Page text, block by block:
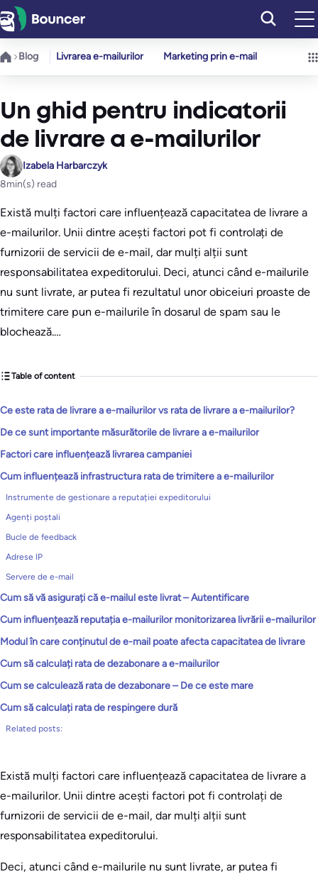
Sari
la
conținut
Blog Livrarea e-mailurilor Marketing prin e-mail
Un ghid pentru indicatorii
de livrare a e-mailurilor
Izabela Harbarczyk
8min(s) read
Există mulți factori care influențează capacitatea de livrare a
e-mailurilor. Unii dintre acești factori pot fi controlați de
furnizorii de servicii de e-mail, dar mulți alții sunt
responsabilitatea expeditorului. Deci, atunci când e-mailurile
nu sunt livrate, ar putea fi rezultatul unor obiceiuri proaste de
trimitere care pun e-mailurile în dosarul de spam sau le
blochează.…
Table of content
Ce este rata de livrare a e-mailurilor vs rata de livrare a e-mailurilor?
De ce sunt importante măsurătorile de livrare a e-mailurilor
Factori care influențează livrarea campaniei
Cum influențează infrastructura rata de trimitere a e-mailurilor
Instrumente de gestionare a reputației expeditorului
Agenți poștali
Bucle de feedback
Adrese IP
Servere de e-mail
Cum să vă asigurați că e-mailul este livrat – Autentificare
Cum influențează reputația e-mailurilor monitorizarea livrării e-mailurilor
Modul în care conținutul de e-mail poate afecta capacitatea de livrare
Cum să calculați rata de dezabonare a e-mailurilor
Cum se calculează rata de dezabonare – De ce este mare
Cum să calculați rata de respingere dură
Related posts:
Există mulți factori care influențează capacitatea de livrare a
e-mailurilor. Unii dintre acești factori pot fi controlați de
furnizorii de servicii de e-mail, dar mulți alții sunt
responsabilitatea expeditorului.
Deci, atunci când e-mailurile nu sunt livrate, ar putea fi